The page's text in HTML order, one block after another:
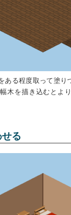
ある程度取って塗り
木を描き込むとよ
る